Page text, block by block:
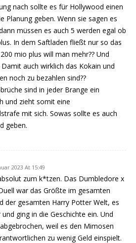
nach sollte es für Hollywood einen
Planung geben. Wenn sie sagen es
müssen es auch 5 werden egal ob
In dem Saftladen fließt nur so das
mio plus will man mehr?? Und
auch wirklich das Kokain und
noch zu bezahlen sind??
sind in jeder Brange ein
und zieht somit eine
mit sich. Sowas sollte es auch
geben.
2023 At 15:49
zum k*tzen. Das Dumbledore x
war das Größte im gesamten
der gesamten Harry Potter Welt, es
ging in die Geschichte ein. Und
weil es den Mimosen
zu wenig Geld einspielt.